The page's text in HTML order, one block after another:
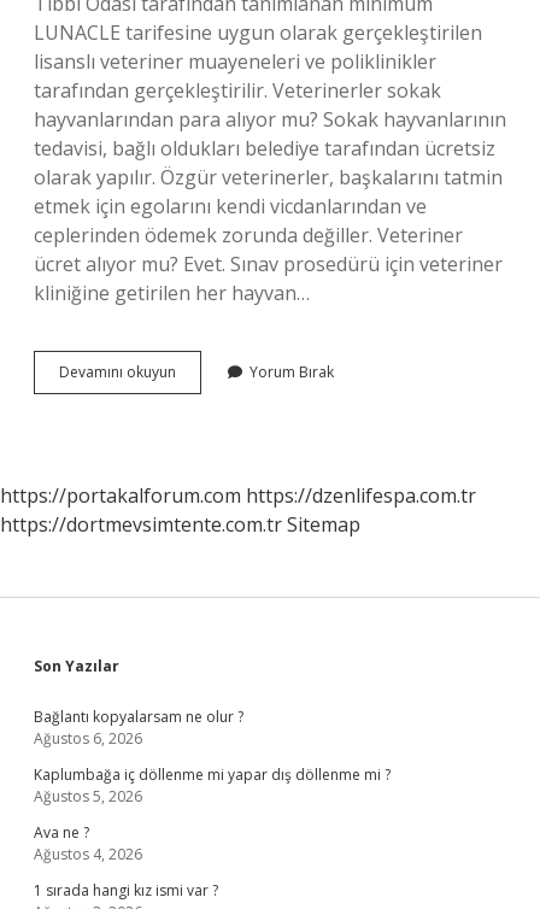
LUNACLE tarifesine uygun olarak gerçekleştirilen
lisanslı veteriner muayeneleri ve poliklinikler
tarafından gerçekleştirilir. Veterinerler sokak
hayvanlarından para alıyor mu? Sokak hayvanlarının
tedavisi, bağlı oldukları belediye tarafından ücretsiz
olarak yapılır. Özgür veterinerler, başkalarını tatmin
etmek için egolarını kendi vicdanlarından ve
ceplerinden ödemek zorunda değiller. Veteriner
ücret alıyor mu? Evet. Sınav prosedürü için veteriner
kliniğine getirilen her hayvan…
Devamını okuyun Belediye
Veterinerleri
Yorum Bırak
https://portakalforum.com https://dzenlifespa.com.tr
https://dortmevsimtente.com.trSitemap
Sidebar
Son Yazılar
Bağlantı kopyalarsam ne olur ?
Ağustos 6, 2026
Kaplumbağa iç döllenme mi yapar dış döllenme mi ?
Ağustos 5, 2026
Ava ne ?
Ağustos 4, 2026
1 sırada hangi kız ismi var ?